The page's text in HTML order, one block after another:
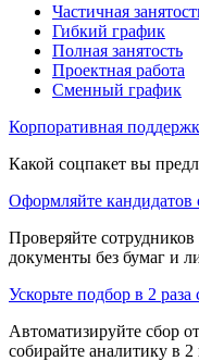
Частичная
Гибкий график
Полная занятость
Проектная работа
Сменный график
Корпоративная
Какой соцпакет вы
Оформляйте кандидатов
Проверяйте
документы без бумаг и
Ускорьте подбор в 2 раза
Автоматизируйте сбор
собирайте аналитику в 2